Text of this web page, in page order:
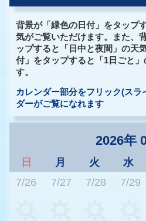
背景が「緑色の日付」をタップ
気がご覧いただけます。また、
ップすると「日中と夜間」の天
付」をタップすると「1日ごと
す。
カレンダー部分をフリック(ス
ダーがご覧になれます
2026年
日 月 火 水
7/26
7/27 7/28 7/29